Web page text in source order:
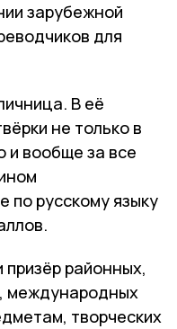
зарубежной
для
В её
не только в
и вообще за все
по русскому языку
районных,
международных
творческих